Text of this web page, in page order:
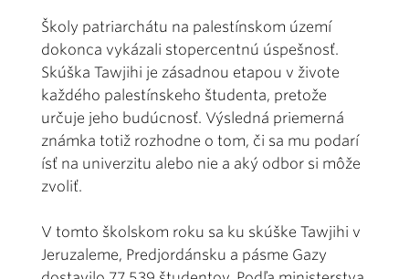
Školy patriarchátu na palestínskom území
dokonca vykázali stopercentnú úspešnosť.
Skúška Tawjihi je zásadnou etapou v živote
každého palestínskeho študenta, pretože
určuje jeho budúcnosť. Výsledná priemerná
známka totiž rozhodne o tom, či sa mu podarí
ísť na univerzitu alebo nie a aký odbor si môže
zvoliť.
V tomto školskom roku sa ku skúške Tawjihi v
Jeruzaleme, Predjordánsku a pásme Gazy